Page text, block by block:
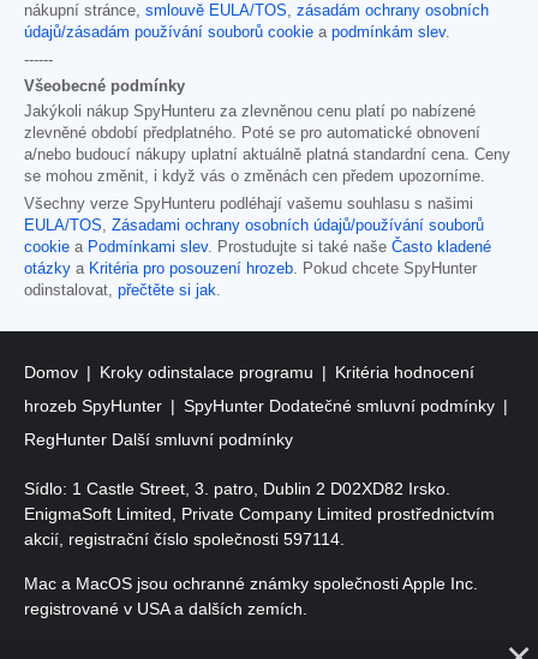
nákupní stránce, smlouvě EULA/TOS
zásadám ochrany osobních
údajů/zásadám používání souborů cookie a podmínkám slev.
------
Všeobecné podmínky
Jakýkoli nákup SpyHunteru za zlevněnou cenu platí po nabízené
zlevněné období předplatného. Poté se pro automatické obnovení
a/nebo budoucí nákupy uplatní aktuálně platná standardní cena. Ceny
se mohou změnit, i když vás o změnách cen předem upozorníme.
Všechny verze SpyHunteru podléhají vašemu souhlasu s našimi
EULA/TOS
Zásadami ochrany osobních údajů/používání souborů
cookie a Podmínkami slev. Prostudujte si také naše Často kladené
otázky a Kritéria pro posouzení hrozeb . Pokud chcete SpyHunter
odinstalovat, přečtěte si jak
Domov Kroky odinstalace programu
Kritéria hodnocení
hrozeb SpyHunter
SpyHunter Dodatečné smluvní podmínky
RegHunter Další smluvní podmínky
Sídlo: 1 Castle Street, 3. patro, Dublin 2 D02XD82 Irsko.
EnigmaSoft Limited, Private Company Limited prostřednictvím
akcií, registrační číslo společnosti 597114.
Mac a MacOS jsou ochranné známky společnosti Apple Inc.
registrované v USA a dalších zemích.